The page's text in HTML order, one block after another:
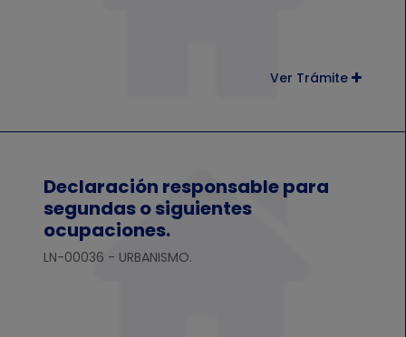
Ver Trámite
Declaración responsable para
segundas o siguientes
ocupaciones.
LN-00036 - URBANISMO.